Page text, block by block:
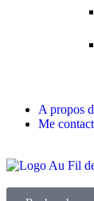
A propos
Me